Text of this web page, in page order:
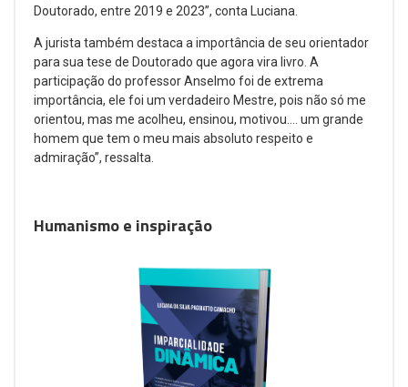
Doutorado, entre 2019 e 2023”, conta Luciana.
A jurista também destaca a importância de seu orientador
para sua tese de Doutorado que agora vira livro. A
participação do professor Anselmo foi de extrema
importância, ele foi um verdadeiro Mestre, pois não só me
orientou, mas me acolheu, ensinou, motivou.... um grande
homem que tem o meu mais absoluto respeito e
admiração”, ressalta.
Humanismo e inspiração